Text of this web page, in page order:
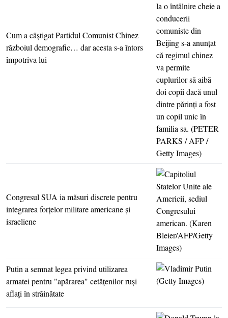
Cum a câştigat Partidul Comunist Chinez
războiul demografic… dar acesta s-a întors
împotriva lui
Congresul SUA ia măsuri discrete pentru
integrarea forţelor militare americane şi
israeliene
Putin a semnat legea privind utilizarea
armatei pentru "apărarea" cetăţenilor ruşi
aflaţi în străinătate